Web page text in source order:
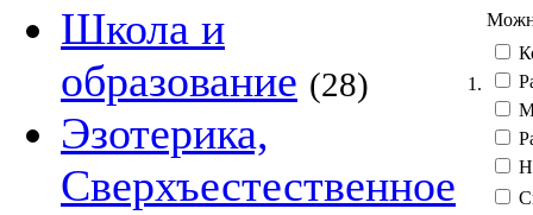
Школа и
образование (28)
Эзотерика,
Сверхъестественное
1.